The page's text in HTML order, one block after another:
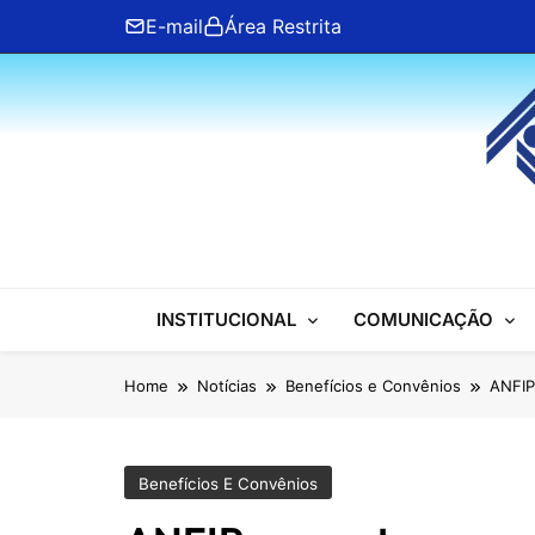
content
E-mail Área Restrita
ANFIP Nacional
INSTITUCIONAL COMUNICAÇÃO
Home Notícias Benefícios e Convênios
Benefícios E Convênios